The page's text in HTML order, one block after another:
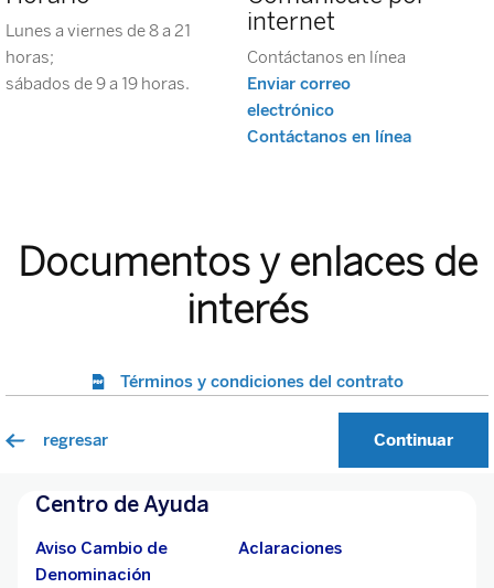
Centro de Ayuda
Aviso Cambio de
Denominación
Aclaraciones